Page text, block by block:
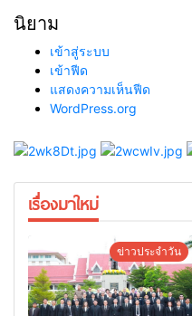
นิยาม
เข้าสู่ระบบ
เข้าฟีด
แสดงความเห็นฟีด
WordPress.org
เรื่องมาใหม่
ข่าวประจำวัน